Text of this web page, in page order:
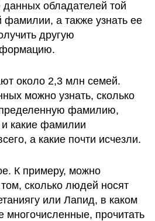
обладателей той
фамилии, а также узнать ее
другую
около 2,3 млн семей.
можно узнать, сколько
фамилию,
и какие фамилии
а какие почти исчезли.
К примеру, можно
сколько людей носят
или Лапид, в каком
многочисленные, прочитать